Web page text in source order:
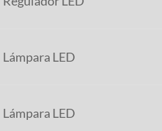
Lámpara LED
Lámpara LED